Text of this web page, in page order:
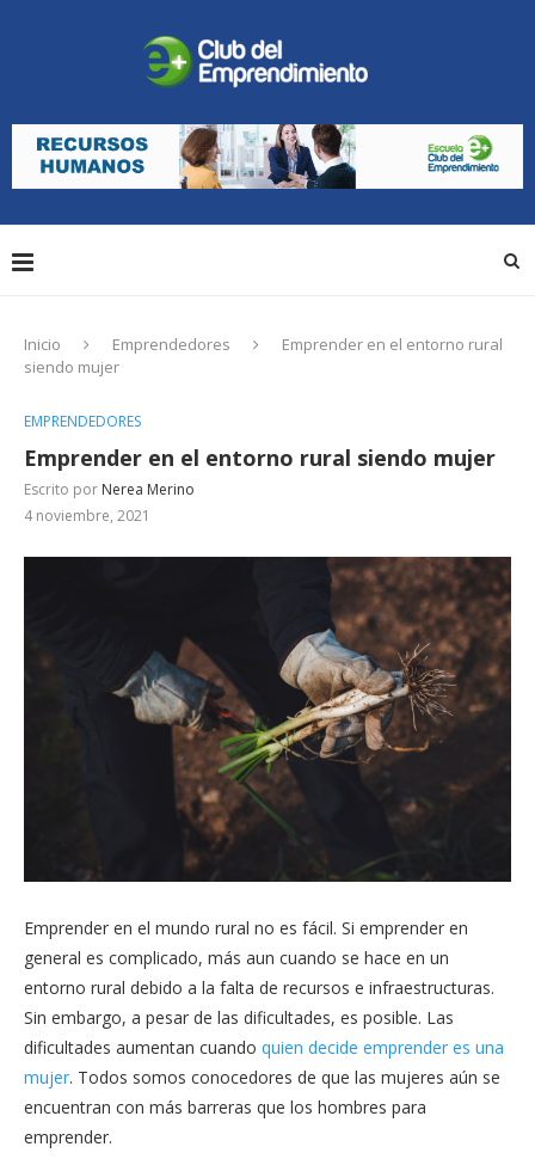
Inicio Emprendedores
Emprender en el entorno rural
siendo mujer
EMPRENDEDORES
Emprender en el entorno rural siendo mujer
Escrito por Nerea Merino
4 noviembre, 2021
Emprender en el mundo rural no es fácil. Si emprender en
general es complicado, más aun cuando se hace en un
entorno rural debido a la falta de recursos e infraestructuras.
Sin embargo, a pesar de las dificultades, es posible. Las
dificultades aumentan cuando quien decide emprender es una
mujer. Todos somos conocedores de que las mujeres aún se
encuentran con más barreras que los hombres para
emprender.